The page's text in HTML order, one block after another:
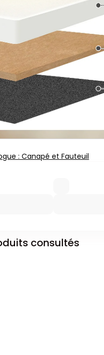
: Canapé et Fauteuil
consultés